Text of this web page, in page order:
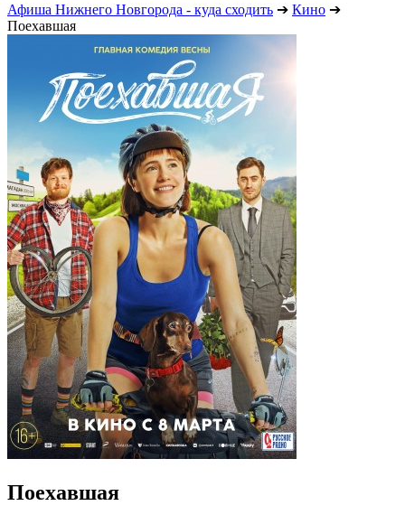
Афиша Нижнего Новгорода - куда сходить ➔ Кино ➔
Поехавшая
Поехавшая